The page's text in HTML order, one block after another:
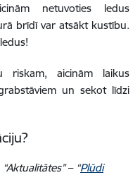
netuvoties ledus
brīdī var atsākt kustību.
riskam, aicinām laikus
un sekot līdzi
“Aktualitātes”– “Plūdi